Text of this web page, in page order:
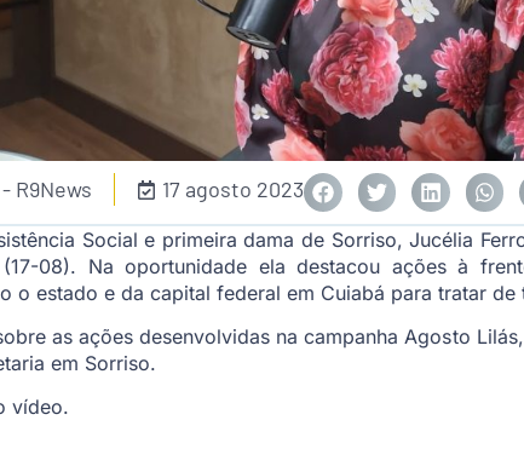
R9News 17 agosto 2023
Social e primeira dama de Sorriso, Jucélia
08). Na oportunidade ela destacou ações à
o estado e da capital federal em Cuiabá para tratar de
as ações desenvolvidas na campanha Agosto
em Sorriso.
vídeo.